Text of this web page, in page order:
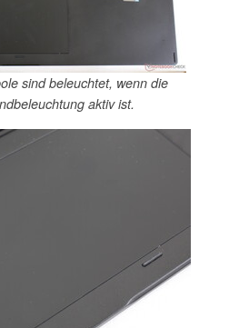
sind beleuchtet, wenn die
aktiv ist.